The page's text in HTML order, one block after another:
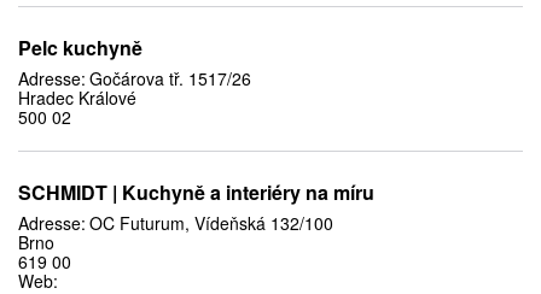
Pelc kuchyně
Adresse: Gočárova tř. 1517/26
Hradec Králové
500 02
SCHMIDT | Kuchyně a interiéry na míru
Adresse: OC Futurum, Vídeňská 132/100
Brno
619 00
Web: